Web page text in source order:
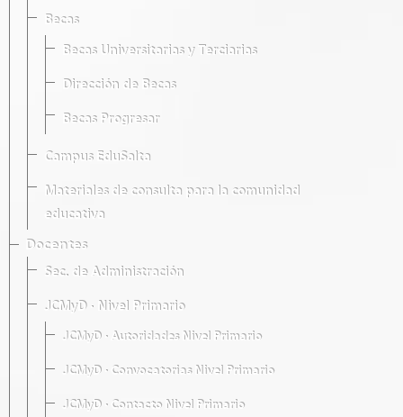
Becas
Becas Universitarias y Terciarias
Dirección de Becas
Becas Progresar
Campus EduSalta
Materiales de consulta para la comunidad
educativa
Docentes
Sec. de Administración
JCMyD · Nivel Primario
JCMyD · Autoridades Nivel Primario
JCMyD · Convocatorias Nivel Primario
JCMyD · Contacto Nivel Primario